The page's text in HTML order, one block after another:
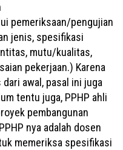
pemeriksaan/pengujian
jenis, spesifikasi
mutu/kualitas,
pekerjaan.) Karena
awal, pasal ini juga
tentu juga, PPHP ahli
pembangunan
nya adalah dosen
memeriksa spesifikasi